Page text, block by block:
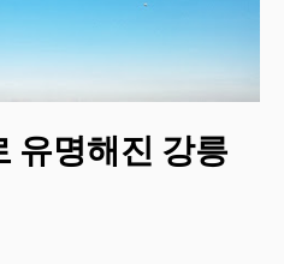
유명해진 강릉